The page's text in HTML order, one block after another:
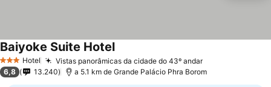
3 EstrelasHotel Vistas panorâmicas da cidade do 43º andar
Baiyoke Suite Hotel
6,8 13.240 a 5.1 km de Grande Palácio Phra Borom